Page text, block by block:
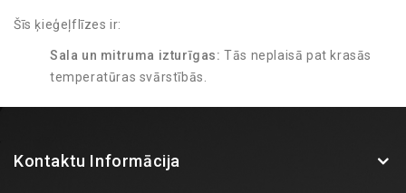
Šīs ķieģeļflīzes ir:
Sala un mitruma izturīgas: Tās neplaisā pat krasās
temperatūras svārstībās.
pārkrāsošana vai speciāla apkope.
Kontaktu Informācija